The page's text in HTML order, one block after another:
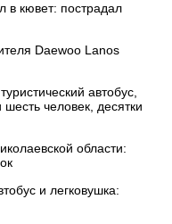
в кювет: пострадал
Daewoo Lanos
автобус,
человек, десятки
области:
и легковушка: